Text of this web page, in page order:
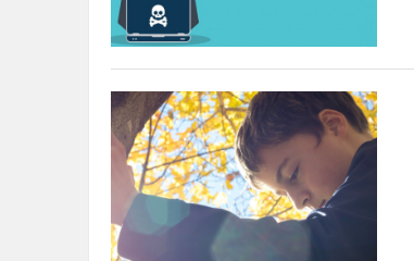
„phishing“)
atakas?
Nemokami
mokymai
bei
paskaitos
tėvystės
temomis